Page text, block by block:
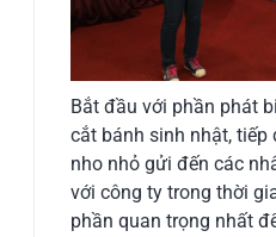
Bắt đầu với phần phát
cắt bánh sinh nhật,
nho nhỏ gửi đến các
với công ty trong thời
phần quan trọng nhất